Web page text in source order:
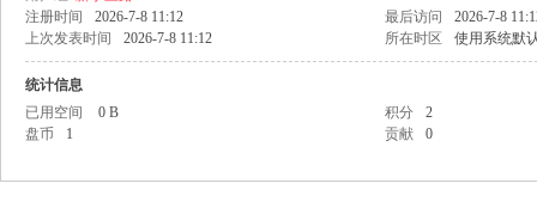
注册时间
2026-7-8 11:12 最后访问
2026-7-8
上次发表时间
2026-7-8 11:12 所在时区 使用系统默
统计信息
已用空间
0 B 积分
2
盘币
1 贡献 0